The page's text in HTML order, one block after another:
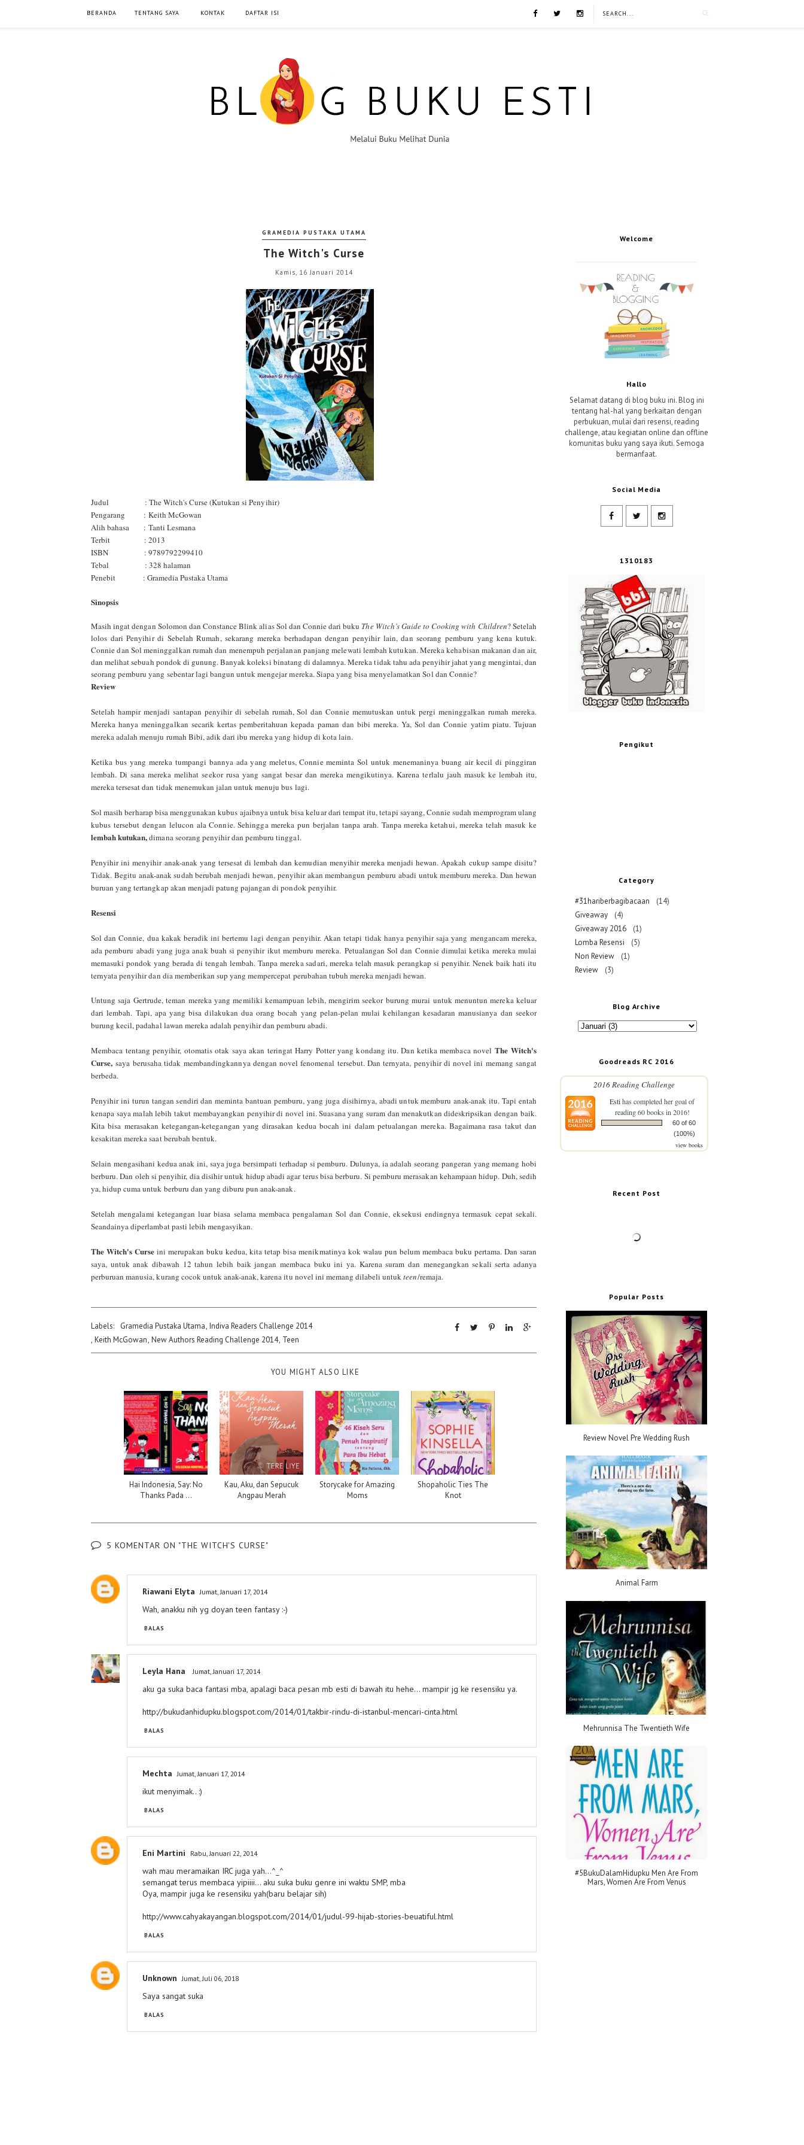
BERANDA TENTANG SAYA KONTAK DAFTAR ISI
GRAMEDIA PUSTAKA UTAMA
The Witch's Curse
Kamis, 16 Januari 2014
Judul : The Witch's Curse (Kutukan si Penyihir)
Pengarang : Keith McGowan
Alih bahasa : Tanti Lesmana
Terbit : 2013
ISBN : 9789792299410
Tebal : 328 halaman
Penebit : Gramedia Pustaka Utama
Sinopsis
Masih ingat dengan Solomon dan Constance Blink alias Sol dan Connie dari buku The Witch’s Guide to Cooking with Children? Setelah
lolos dari Penyihir di Sebelah Rumah, sekarang mereka berhadapan dengan penyihir lain, dan seorang pemburu yang kena kutuk.
Connie dan Sol meninggalkan rumah dan menempuh perjalanan panjang melewati lembah kutukan. Mereka kehabisan makanan dan air,
dan melihat sebuah pondok di gunung. Banyak koleksi binatang di dalamnya. Mereka tidak tahu ada penyihir jahat yang mengintai, dan
seorang pemburu yang sebentar lagi bangun untuk mengejar mereka. Siapa yang bisa menyelamatkan Sol dan Connie?
Review
Setelah hampir menjadi santapan penyihir di sebelah rumah, Sol dan Connie memutuskan untuk pergi meninggalkan rumah mereka.
Mereka hanya meninggalkan secarik kertas pemberitahuan kepada paman dan bibi mereka. Ya, Sol dan Connie yatim piatu. Tujuan
mereka adalah menuju rumah Bibi, adik dari ibu mereka yang hidup di kota lain.
Ketika bus yang mereka tumpangi bannya ada yang meletus, Connie meminta Sol untuk menemaninya buang air kecil di pinggiran
lembah. Di sana mereka melihat seekor rusa yang sangat besar dan mereka mengikutinya. Karena terlalu jauh masuk ke lembah itu,
mereka tersesat dan tidak menemukan jalan untuk menuju bus lagi.
Sol masih berharap bisa menggunakan kubus ajaibnya untuk bisa keluar dari tempat itu, tetapi sayang, Connie sudah memprogram ulang
kubus tersebut dengan lelucon ala Connie. Sehingga mereka pun berjalan tanpa arah. Tanpa mereka ketahui, mereka telah masuk ke
lembah kutukan,dimana seorang penyihir dan pemburu tinggal.
Penyihir ini menyihir anak-anak yang tersesat di lembah dan kemudian menyihir mereka menjadi hewan. Apakah cukup sampe disitu?
Tidak. Begitu anak-anak sudah berubah menjadi hewan, penyihir akan membangun pemburu abadi untuk memburu mereka. Dan hewan
buruan yang tertangkap akan menjadi patung pajangan di pondok penyihir.
Resensi
Sol dan Connie, dua kakak beradik ini bertemu lagi dengan penyihir. Akan tetapi tidak hanya penyihir saja yang mengancam mereka,
ada pemburu abadi yang juga anak buah si penyihir ikut memburu mereka. Petualangan Sol dan Connie dimulai ketika mereka mulai
memasuki pondok yang berada di tengah lembah. Tanpa mereka sadari, mereka telah masuk perangkap si penyihir. Nenek baik hati itu
ternyata penyihir dan dia memberikan sup yang mempercepat perubahan tubuh mereka menjadi hewan.
Untung saja Gertrude, teman mereka yang memiliki kemampuan lebih, mengirim seekor burung murai untuk menuntun mereka keluar
dari lembah. Tapi, apa yang bisa dilakukan dua orang bocah yang pelan-pelan mulai kehilangan kesadaran manusianya dan seekor
burung kecil, padahal lawan mereka adalah penyihir dan pemburu abadi.
Membaca tentang penyihir, otomatis otak saya akan teringat Harry Potter yang kondang itu. Dan ketika membaca novelThe Witch's
Curse,saya berusaha tidak membandingkannya dengan novel fenomenal tersebut. Dan ternyata, penyihir di novel ini memang sangat
berbeda.
Penyihir ini turun tangan sendiri dan meminta bantuan pemburu, yang juga disihirnya, abadi untuk memburu anak-anak itu. Tapi entah
kenapa saya malah lebih takut membayangkan penyihir di novel ini. Suasana yang suram dan menakutkan dideskripsikan dengan baik.
Kita bisa merasakan ketegangan-ketegangan yang dirasakan kedua bocah ini dalam petualangan mereka. Bagaimana rasa takut dan
kesakitan mereka saat berubah bentuk.
Selain mengasihani kedua anak ini, saya juga bersimpati terhadap si pemburu. Dulunya, ia adalah seorang pangeran yang memang hobi
berburu. Dan oleh si penyihir, dia disihir untuk hidup abadi agar terus bisa berburu. Si pemburu merasakan kehampaan hidup. Duh, sedih
ya, hidup cuma untuk berburu dan yang diburu pun anak-anak.
Setelah mengalami ketegangan luar biasa selama membaca pengalaman Sol dan Connie, eksekusi endingnya termasuk cepat sekali.
Seandainya diperlambat pasti lebih mengasyikan.
The Witch's Curse ini merupakan buku kedua, kita tetap bisa menikmatinya kok walau pun belum membaca buku pertama. Dan saran
saya, untuk anak dibawah 12 tahun lebih baik jangan membaca buku ini ya. Karena suram dan menegangkan sekali serta adanya
perburuan manusia, kurang cocok untuk anak-anak, karena itu novel ini memang dilabeli untukteen/remaja.
Labels: Gramedia Pustaka Utama, Indiva Readers Challenge 2014
, Keith McGowan, New Authors Reading Challenge 2014, Teen
YOU MIGHT ALSO LIKE
Hai Indonesia, Say: No
Thanks Pada ...
Kau, Aku, dan Sepucuk
Angpau Merah
Storycake for Amazing
Moms
Shopaholic Ties The
Knot
5 KOMENTAR ON "THE WITCH'S CURSE"
Riawani Elyta Jumat, Januari 17, 2014
Wah, anakku nih yg doyan teen fantasy :-)
BALAS
Leyla Hana Jumat, Januari 17, 2014
aku ga suka baca fantasi mba, apalagi baca pesan mb esti di bawah itu hehe... mampir jg ke resensiku ya.
http://bukudanhidupku.blogspot.com/2014/01/takbir-rindu-di-istanbul-mencari-cinta.html
BALAS
Mechta Jumat, Januari 17, 2014
ikut menyimak.. :)
BALAS
Eni Martini Rabu, Januari 22, 2014
wah mau meramaikan IRC juga yah...^_^
semangat terus membaca yipiiii... aku suka buku genre ini waktu SMP, mba
Oya, mampir juga ke resensiku yah(baru belajar sih)
http://www.cahyakayangan.blogspot.com/2014/01/judul-99-hijab-stories-beuatiful.html
BALAS
Unknown Jumat, Juli 06, 2018
Saya sangat suka
BALAS
Welcome
Hallo
Selamat datang di blog buku ini. Blog ini
tentang hal-hal yang berkaitan dengan
perbukuan, mulai dari resensi, reading
challenge, atau kegiatan online dan offline
komunitas buku yang saya ikuti. Semoga
bermanfaat.
Social Media
1310183
Pengikut
Category
#31hariberbagibacaan
(14)
Giveaway
(4)
Giveaway 2016
(1)
Lomba Resensi
(5)
Non Review
(1)
Review
(3)
Blog Archive
Goodreads RC 2016
2016 Reading Challenge
Estihas completed her goal of
reading 60 books in 2016!
60 of 60
(100%)
view books
Recent Post
Popular Posts
Review Novel Pre Wedding Rush
Animal Farm
Mehrunnisa The Twentieth Wife
#5BukuDalamHidupku Men Are From
Mars, Women Are From Venus